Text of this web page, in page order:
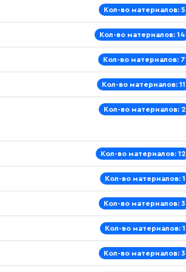
Кол-во материалов: 5
Кол-во материалов: 14
Кол-во материалов: 7
Кол-во материалов: 11
Кол-во материалов: 2
Кол-во материалов: 12
Кол-во материалов: 1
Кол-во материалов: 3
Кол-во материалов: 1
Кол-во материалов: 3